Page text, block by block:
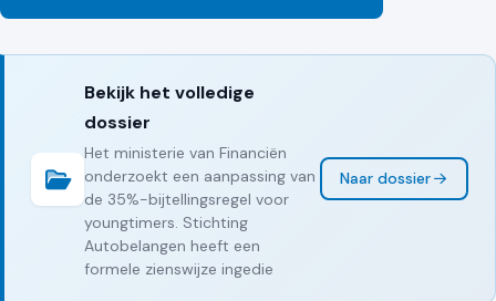
Bekijk het volledige
dossier
Het ministerie van Financiën
onderzoekt een aanpassing van
de 35%-bijtellingsregel voor
youngtimers. Stichting
Autobelangen heeft een
formele zienswijze ingedie
Naar dossier